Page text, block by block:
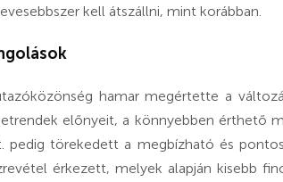
kell átszállni, mint korábban.
hamar megértette a
előnyeit, a könnyebben érthető
pedig törekedett a megbízható és
érkezett, melyek alapján kisebb